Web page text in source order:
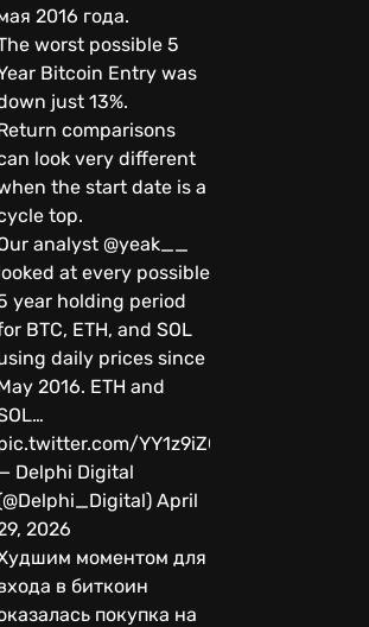
2016 года.
worst possible 5
Bitcoin Entry was
just 13%.
comparisons
look very different
the start date is a
top.
analyst @yeak__
at every possible
year holding period
BTC, ETH, and SOL
daily prices since
2016. ETH and
YY1z9iZOYq
Delphi Digital
April
2026
моментом для
в биткоин
покупка на